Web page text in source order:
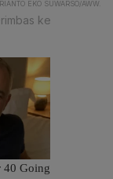
EKO SUWARSO/AWW.
ke